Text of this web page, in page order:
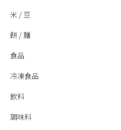
米 / 豆
餅 / 麺
食品
冷凍食品
飲料
調味料